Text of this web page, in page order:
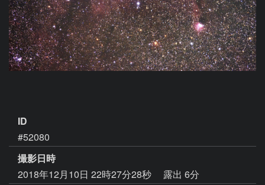
ID
#52080
撮影日時
2018年12月10日 22時27分28秒
露出 6分